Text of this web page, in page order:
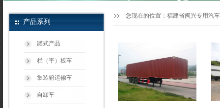
产品系列
罐式产品
栏（平）板车
集装箱运输车
自卸车
您现在的位置： 福建省闽兴专用汽